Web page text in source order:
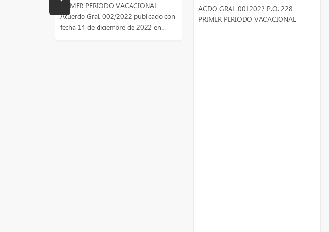
PRIMER PERIODO VACACIONAL
Acuerdo Gral. 002/2022 publicado con
fecha 14 de diciembre de 2022 en…
ACDO GRAL 0012022 P.O. 228
PRIMER PERIODO VACACIONAL